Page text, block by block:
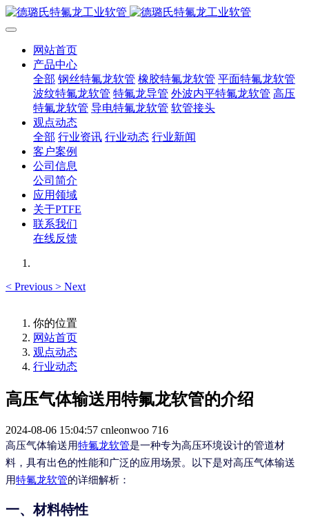
网站首页
产品中心
全部 钢丝特氟龙软管 橡胶特氟龙软管 平面特氟龙软管
波纹特氟龙软管 特氟龙导管 外波内平特氟龙软管 高压
特氟龙软管 导电特氟龙软管 软管接头
观点动态
全部 行业资讯 行业动态 行业新闻
客户案例
公司信息
公司简介
应用领域
关于PTFE
联系我们
在线反馈
< Previous > Next
你的位置
网站首页
观点动态
行业动态
高压气体输送用特氟龙软管的介绍
2024-08-06 15:04:57 cnleonwoo 716
高压气体输送用特氟龙软管是一种专为高压环境设计的管道材
料，具有出色的性能和广泛的应用场景。以下是对高压气体输送
用特氟龙软管的详细解析：
一、材料特性